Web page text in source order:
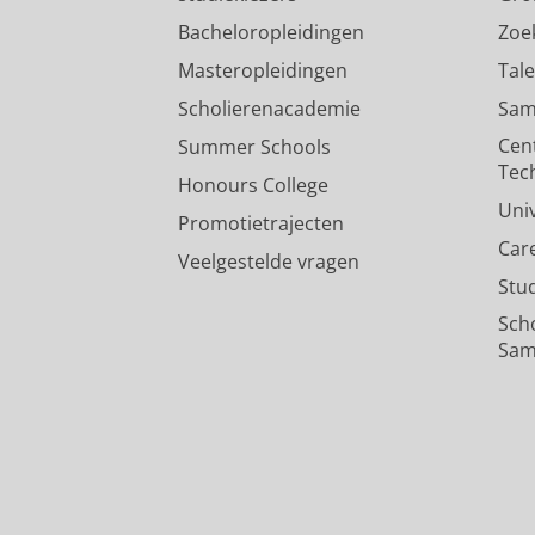
Bacheloropleidingen
Masteropleidingen
Scholierenacademie
Summer Schools
Honours College
Promotietrajecten
Veelgestelde vragen